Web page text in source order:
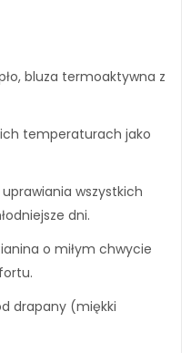
bluza termoaktywna z
temperaturach jako
wszystkich
dni.
o miłym chwycie
drapany (miękki